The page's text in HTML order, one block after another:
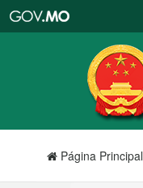
RAE
de
Macau
Página Principal